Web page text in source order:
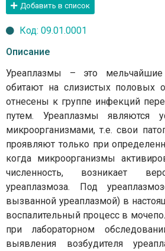
Добавить в список
Код: 09.01.0001
Описание
Уреаплазмы – это мельчайшие
обитают на слизистых половых
отнесены к группе инфекций
путем. Уреаплазмы являются
микроорганизмами, т.е. свои
проявляют только при
когда микроорганизмы
численность, возникает
уреаплазмоза. Под
вызванной уреаплазмой) в
воспалительный процесс в
при лабораторном
выявления возбудителя